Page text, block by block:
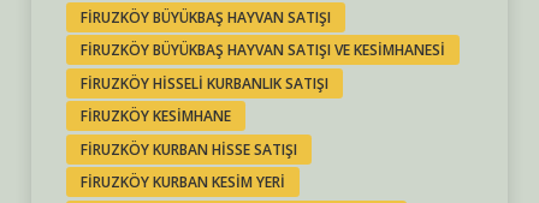
FIRUZKÖY BÜYÜKBAŞ HAYVAN SATIŞI
FIRUZKÖY BÜYÜKBAŞ HAYVAN SATIŞI VE KESIMHANESI
FIRUZKÖY HISSELI KURBANLIK SATIŞI
FIRUZKÖY KESIMHANE
FIRUZKÖY KURBAN HISSE SATIŞI
FIRUZKÖY KURBAN KESIM YERI